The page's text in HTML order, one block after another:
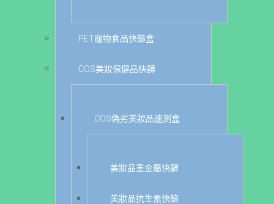
PET寵物食品快篩盒
COS美妝保健品快篩
COS偽劣美妝品速測盒
美妝品重金屬快篩
美妝品抗生素快篩